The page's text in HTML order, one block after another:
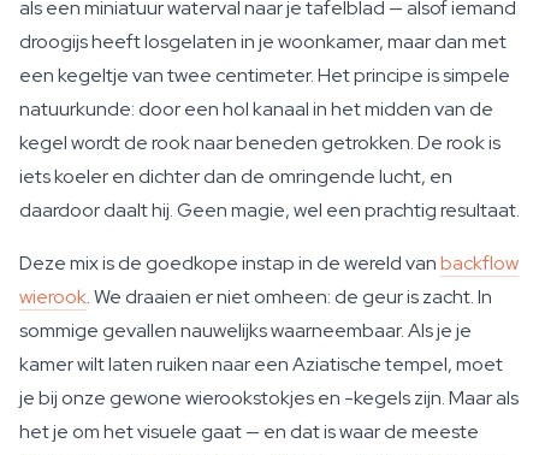
als een miniatuur waterval naar je tafelblad — alsof iemand
droogijs heeft losgelaten in je woonkamer, maar dan met
een kegeltje van twee centimeter. Het principe is simpele
natuurkunde: door een hol kanaal in het midden van de
kegel wordt de rook naar beneden getrokken. De rook is
iets koeler en dichter dan de omringende lucht, en
daardoor daalt hij. Geen magie, wel een prachtig resultaat.
Deze mix is de goedkope instap in de wereld vanbackflow
wierook. We draaien er niet omheen: de geur is zacht. In
sommige gevallen nauwelijks waarneembaar. Als je je
kamer wilt laten ruiken naar een Aziatische tempel, moet
je bij onze gewone wierookstokjes en -kegels zijn. Maar als
het je om het visuele gaat — en dat is waar de meeste